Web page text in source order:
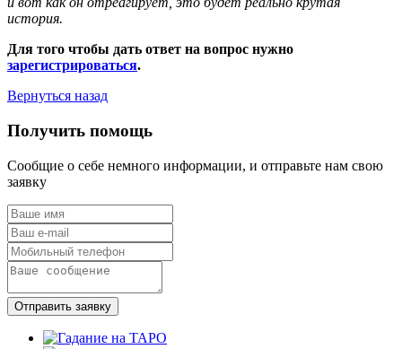
история.
Для того чтобы дать ответ на вопрос нужно
зарегистрироваться.
Вернуться назад
Получить помощь
Сообщие о себе немного информации, и отправьте нам свою
заявку
Отправить заявку